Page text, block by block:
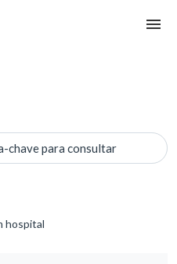
chave para consultar
hospital